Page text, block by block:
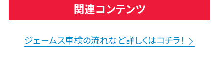
関連コンテンツ
ジェームス車検の流れなど詳しくはコチラ！